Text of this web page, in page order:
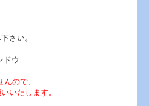
さい。
ウ
ので、
いたします。